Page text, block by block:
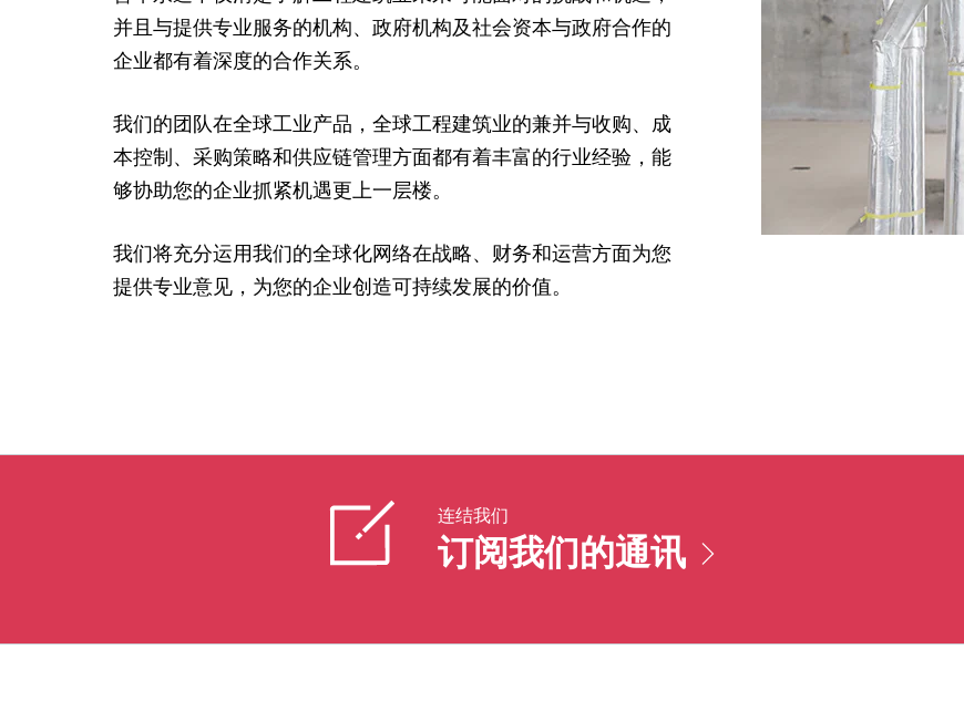
并且与提供专业服务的机构、政府机构及社会资本与政府合作的
企业都有着深度的合作关系。
我们的团队在全球工业产品，全球工程建筑业的兼并与收购、成
本控制、采购策略和供应链管理方面都有着丰富的行业经验，能
够协助您的企业抓紧机遇更上一层楼。
我们将充分运用我们的全球化网络在战略、财务和运营方面为您
提供专业意见，为您的企业创造可持续发展的价值。
连结我们
订阅我们的通讯